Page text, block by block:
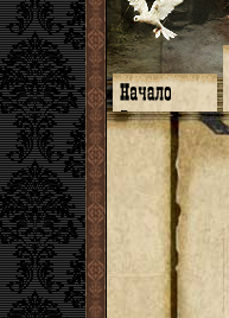
Главная
Программа
Форум
Facebook
Гостевая